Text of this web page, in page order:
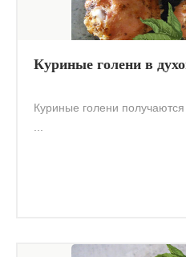
Куриные голени в
Куриные голени